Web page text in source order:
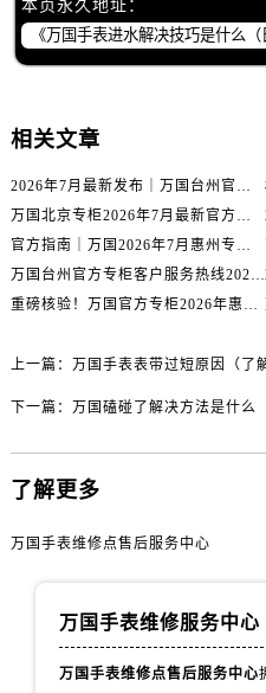
本页永久地址：
相关文章
2026年7月最新发布｜万国台州官方专柜客户服务热线与专柜信息攻略
万国北京专柜2026年7月最新官方客服热线｜门店信息及服务攻略发布
官方指南｜万国2026年7月惠州专柜客户服务热线与门店信息全攻略
万国台州官方专柜客户服务热线2026年7月最新公告｜专柜信息权威核验
重磅核验！万国官方专柜2026年惠州客户服务热线与门店信息（7月最新）
上一篇： 万国手表表带过短原因（了
下一篇： 万国磕碰了解决方法是什么
了解更多
万国手表维修点售后服务中心
万国手表维修服务中心
万国手表维修点售后服务中心